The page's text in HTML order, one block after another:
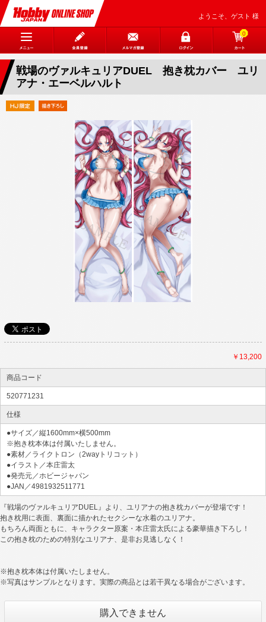
ようこそ、ゲスト 様
0
戦場のヴァルキュリアDUEL 抱き枕カバー ユリ
アナ・エーベルハルト
￥13,200
商品コード
520771231
仕様
●サイズ／縦1600mm×横500mm
※抱き枕本体は付属いたしません。
●素材／ライクトロン（2wayトリコット）
●イラスト／本庄雷太
●発売元／ホビージャパン
●JAN／4981932511771
『戦場のヴァルキュリアDUEL』より、ユリアナの抱き枕カバーが登場です！
抱き枕用に表面、裏面に描かれたセクシーな水着のユリアナ。
もちろん両面ともに、キャラクター原案・本庄雷太氏による豪華描き下ろし！
この抱き枕のための特別なユリアナ、是非お見逃しなく！
※抱き枕本体は付属いたしません。
※写真はサンプルとなります。実際の商品とは若干異なる場合がございます。